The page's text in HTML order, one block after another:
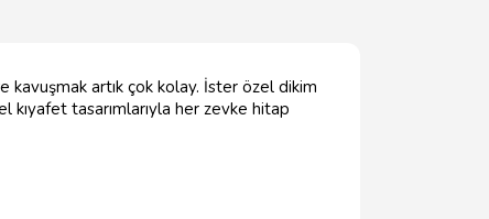
kavuşmak artık çok kolay. İster özel dikim
tasarımlarıyla her zevke hitap